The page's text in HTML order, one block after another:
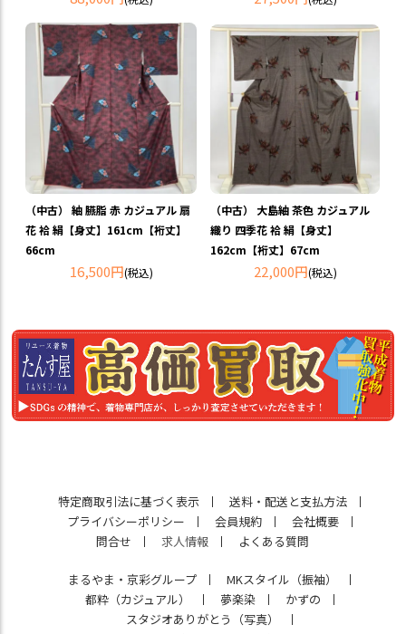
（中古） 紬 臙脂 赤 カジュアル 扇
花 袷 絹【身丈】161cm【裄丈】
66cm
16,500円(税込)
（中古） 大島紬 茶色 カジュアル
織り 四季花 袷 絹【身丈】
162cm【裄丈】67cm
22,000円(税込)
特定商取引法に基づく表示
送料・配送と支払方法
プライバシーポリシー
会員規約
会社概要
問合せ
求人情報 よくある質問
まるやま・京彩グループ
MKスタイル（振袖）
都粋（カジュアル）
夢楽染
かずの
スタジオありがとう（写真）